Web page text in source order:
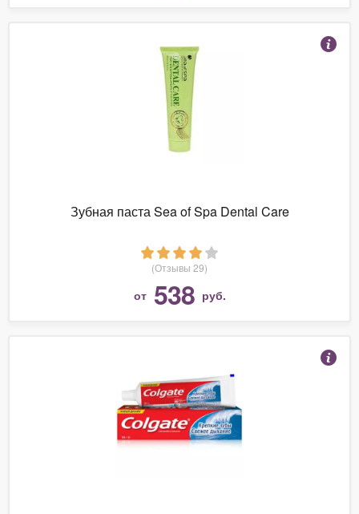
Зубная паста Sea of Spa Dental Care
(Отзывы 29)
от 538 руб.